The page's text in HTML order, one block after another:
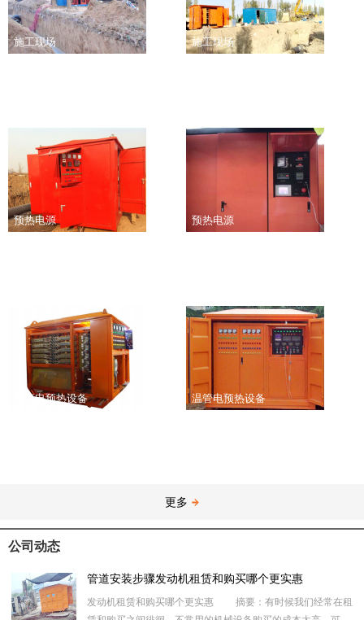
施工现场 施工现场
预热电源 预热电源
温管电预热设备 温管电预热设备
更多
公司动态
管道安装步骤发动机租赁和购买哪个更实惠
发动机租赁和购买哪个更实惠 摘要：有时候我们经常在租